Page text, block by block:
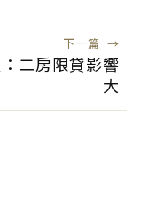
下一篇 →
二房限貸影響
大